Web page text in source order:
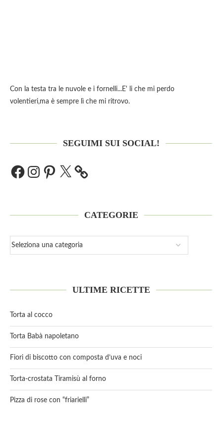
Con la testa tra le nuvole e i fornelli...E' li che mi perdo
volentieri,ma è sempre lì che mi ritrovo.
SEGUIMI SUI SOCIAL!
CATEGORIE
ULTIME RICETTE
Torta al cocco
Torta Babà napoletano
Fiori di biscotto con composta d’uva e noci
Torta-crostata Tiramisù al forno
Pizza di rose con “friarielli”